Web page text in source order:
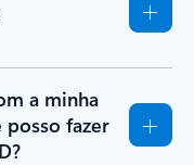
a minha
fazer